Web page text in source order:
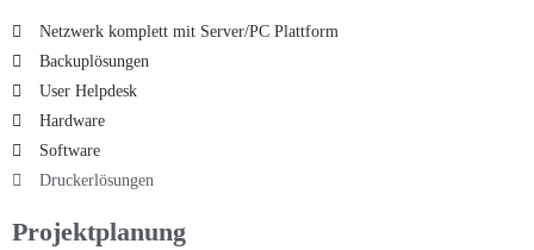
Netzwerk komplett mit Server/PC Plattform
Backuplösungen
User Helpdesk
Hardware
Software
Druckerlösungen
Projektplanung